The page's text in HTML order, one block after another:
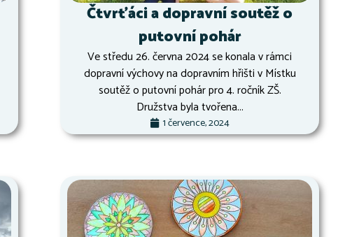
Čtvrťáci a dopravní soutěž o
putovní pohár
Ve středu 26. června 2024 se konala v rámci
dopravní výchovy na dopravním hřišti v Místku
soutěž o putovní pohár pro 4. ročník ZŠ.
Družstva byla tvořena...
1 července, 2024